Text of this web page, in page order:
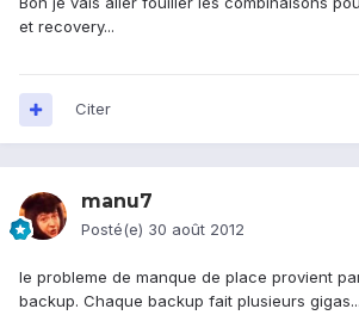
et recovery...
Citer
manu7
Posté(e) 30 août 2012
le probleme de manque de place provient
backup. Chaque backup fait plusieurs gigas...